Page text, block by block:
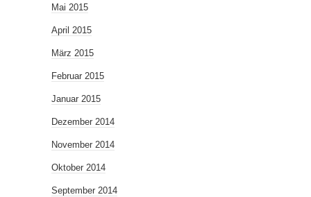
Mai 2015
April 2015
März 2015
Februar 2015
Januar 2015
Dezember 2014
November 2014
Oktober 2014
September 2014